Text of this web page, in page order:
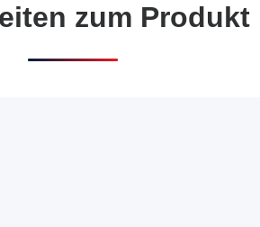
zum Produkt